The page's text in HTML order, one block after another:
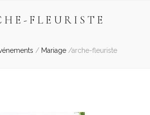
FLEURISTE
/ Mariage /arche-fleuriste